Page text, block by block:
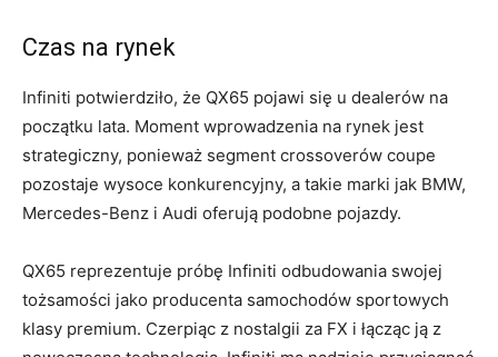
Czas na rynek
Infiniti potwierdziło, że QX65 pojawi się u dealerów na
początku lata. Moment wprowadzenia na rynek jest
strategiczny, ponieważ segment crossoverów coupe
pozostaje wysoce konkurencyjny, a takie marki jak BMW,
Mercedes-Benz i Audi oferują podobne pojazdy.
QX65 reprezentuje próbę Infiniti odbudowania swojej
tożsamości jako producenta samochodów sportowych
klasy premium. Czerpiąc z nostalgii za FX i łącząc ją z